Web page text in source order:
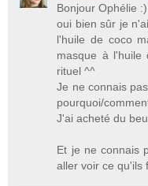
Bonjour Ophélie :)
oui bien sûr je
l'huile de coco
masque à l'huile
rituel ^^
Je ne connais
pourquoi/
J'ai acheté du
Et je ne connais
aller voir ce qu'ils